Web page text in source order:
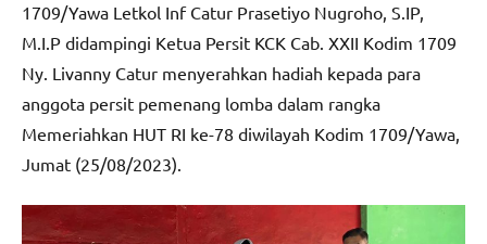
1709/Yawa Letkol Inf Catur Prasetiyo Nugroho, S.IP,
M.I.P didampingi Ketua Persit KCK Cab. XXII Kodim 1709
Ny. Livanny Catur menyerahkan hadiah kepada para
anggota persit pemenang lomba dalam rangka
Memeriahkan HUT RI ke-78 diwilayah Kodim 1709/Yawa,
Jumat (25/08/2023).